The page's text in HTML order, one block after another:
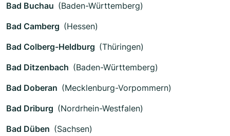
Bad Buchau (Baden-Württemberg)
Bad Camberg (Hessen)
Bad Colberg-Heldburg (Thüringen)
Bad Ditzenbach (Baden-Württemberg)
Bad Doberan (Mecklenburg-Vorpommern)
Bad Driburg (Nordrhein-Westfalen)
Bad Düben (Sachsen)